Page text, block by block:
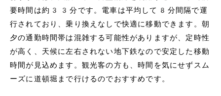
要時間は約33分です。電車は平均して8分間隔で運
行されており、乗り換えなしで快適に移動できます。朝
夕の通勤時間帯は混雑する可能性がありますが、定時性
が高く、天候に左右されない地下鉄なので安定した移動
時間が見込めます。観光客の方も、時間を気にせずスム
ーズに道頓堀まで行けるのでおすすめです。